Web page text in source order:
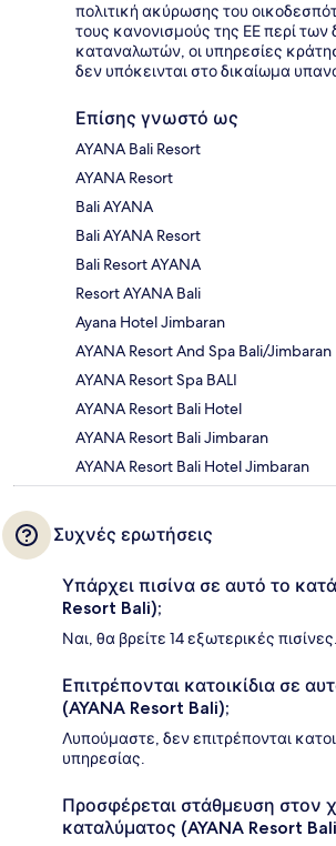
πολιτική ακύρωσης του
τους κανονισμούς της ΕΕ περί
καταναλωτών, οι υπηρεσίες
δεν υπόκεινται στο δικαίωμα
Επίσης γνωστό ως
AYANA Bali Resort
AYANA Resort
Bali AYANA
Bali AYANA Resort
Bali Resort AYANA
Resort AYANA Bali
Ayana Hotel Jimbaran
AYANA Resort And Spa Bali/Jimbaran
AYANA Resort Spa BALI
AYANA Resort Bali Hotel
AYANA Resort Bali Jimbaran
AYANA Resort Bali Hotel Jimbaran
Συχνές ερωτήσεις
Υπάρχει πισίνα σε αυτό το
Resort Bali);
Ναι, θα βρείτε 14 εξωτερικές πισίνες.
Επιτρέπονται κατοικίδια σε
(AYANA Resort Bali);
Λυπούμαστε, δεν επιτρέπονται
υπηρεσίας.
Προσφέρεται στάθμευση στον
καταλύματος (AYANA Resort